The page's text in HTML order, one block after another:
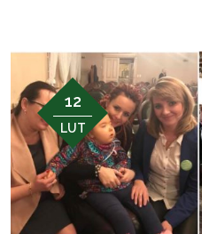
12
LUT